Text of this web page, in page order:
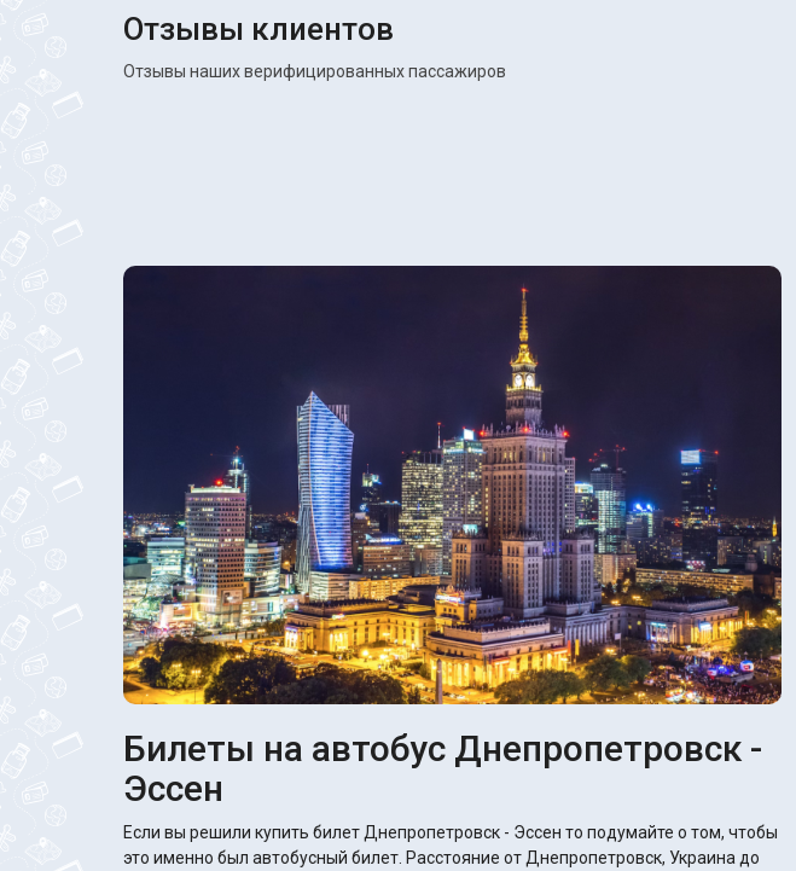
Отзывы клиентов
Отзывы наших верифицированных пассажиров
Билеты на автобус Днепропетровск -
Эссен
Если вы решили купить билет Днепропетровск - Эссен то подумайте о том, чтобы
это именно был автобусный билет. Расстояние от Днепропетровск, Украина до